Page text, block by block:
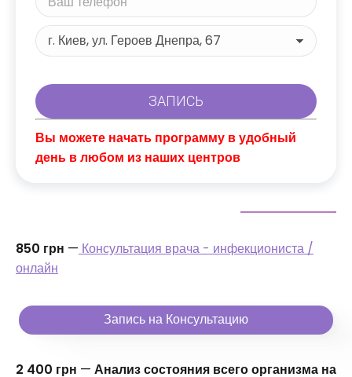
Вы можете начать программу в удобный
день в любом из наших центров
850 грн — Консультация врача - инфекциониста /
онлайн
Запись на Консультацию
2 400 грн — Анализ состояния всего организма на